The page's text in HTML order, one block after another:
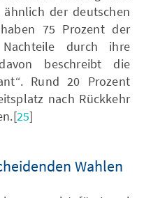
ähnlich der deutschen
75 Prozent der
Nachteile durch ihre
beschreibt die
Rund 20 Prozent
nach Rückkehr
25]
Wahlen